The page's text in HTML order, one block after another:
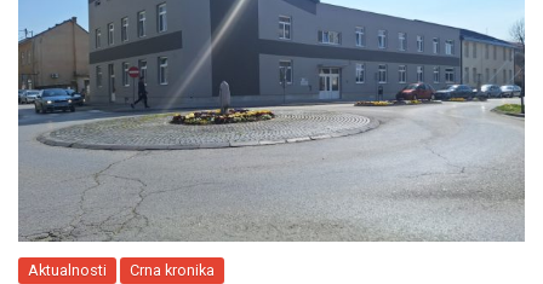
Aktualnosti Crna kronika